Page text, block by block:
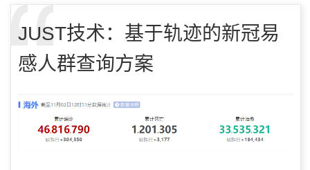
JUST技术：基于轨迹的新冠易
感人群查询方案